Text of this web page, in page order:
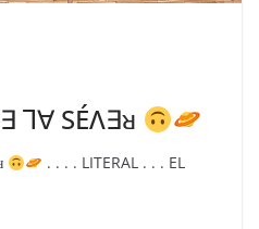
⅂∀ SÉΛ∃ᴚ
. . . . LITERAL . . . EL